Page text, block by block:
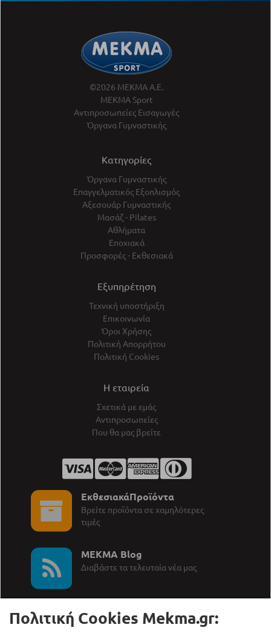
©2026 ΜΕΚΜΑ Α.Ε.
ΜΕΚΜΑ Sport
Αντιπροσωπείες Εισαγωγές
Όργανα Γυμναστικής
Κατηγορίες
Όργανα Γυμναστικής
Επαγγελματικός Εξοπλισμός
Αξεσουάρ Γυμναστικής
Μασάζ - Pilates
Αθλήματα
Εποχιακά
Προσφορές - Εκθεσιακά
Εξυπηρέτηση
Τεχνική υποστήριξη
Επικοινωνία
Όροι Χρήσης
Πολιτική Απορρήτου
Πολιτική Cookies
Η εταιρεία
Σχετικά με εμάς
Αντιπροσωπείες
Που θα μας βρείτε
ΕκθεσιακάΠροϊόντα
Βρείτε προϊόντα σε χαμηλότερες
τιμές
MEKMA Blog
∆ιαβάστε τα τελευταία νέα μας
Πολιτική Cookies Mekma.gr: